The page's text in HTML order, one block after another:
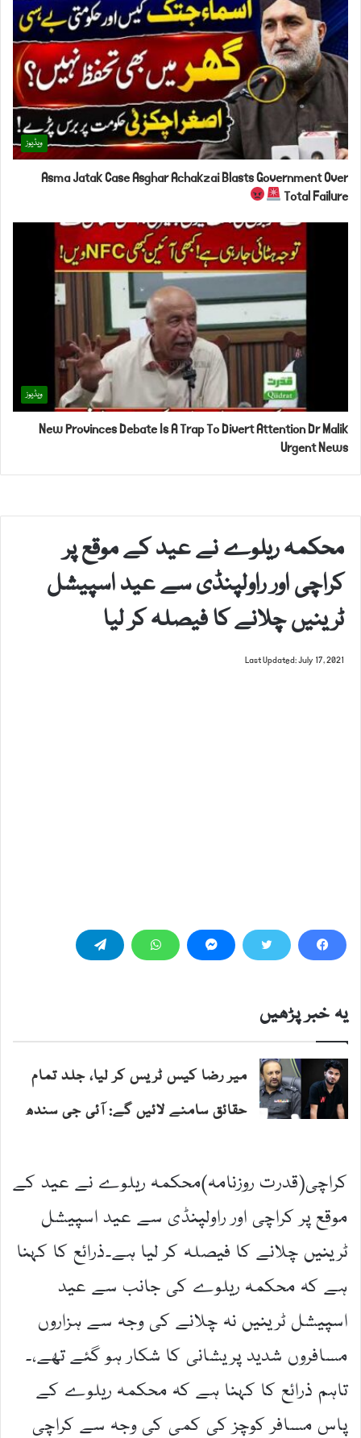
ویڈیوز
Asma Jatak Case Asghar Achakzai Blasts Government Over
Total Failure
ویڈیوز
New Provinces Debate Is A Trap To Divert Attention Dr Malik
Urgent News